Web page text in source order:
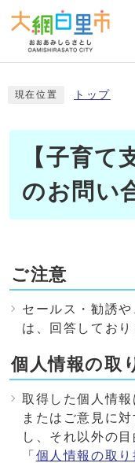
現在位置 トップ
【子育て
のお問い
ご注意
セールス・勧誘
は、回答しており
個人情報の取
取得した個人情報
またはご意見に
し、それ以外の
「 個人情報の取り